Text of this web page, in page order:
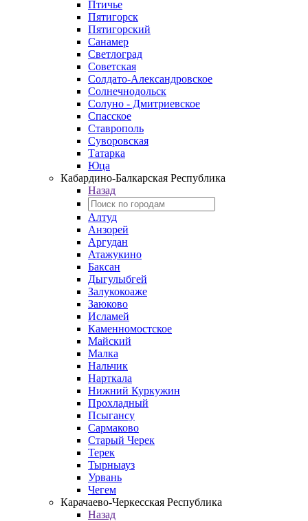
Птичье
Пятигорск
Пятигорский
Санамер
Светлоград
Советская
Солдато-Александровское
Солнечнодольск
Солуно - Дмитриевское
Спасское
Ставрополь
Суворовская
Татарка
Юца
Кабардино‑Балкарская Республика
Назад
Алтуд
Анзорей
Аргудан
Атажукино
Баксан
Дыгулыбгей
Залукокоаже
Заюково
Исламей
Каменномостское
Майский
Малка
Нальчик
Нарткала
Нижний Куркужин
Прохладный
Псыгансу
Сармаково
Старый Черек
Терек
Тырныауз
Урвань
Чегем
Карачаево-Черкесская Республика
Назад